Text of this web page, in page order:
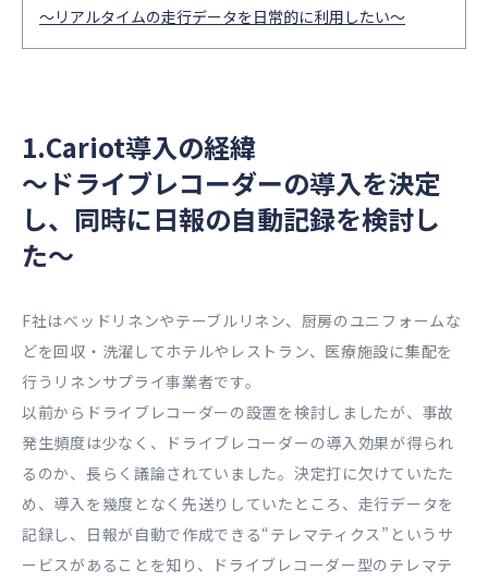
〜リアルタイムの走行データを日常的に利用したい〜
1.Cariot導入の経緯
〜ドライブレコーダーの導入を決定
し、同時に日報の自動記録を検討し
た〜
F社はべッドリネンやテーブルリネン、厨房のユニフォームな
どを回収・洗濯してホテルやレストラン、医療施設に集配を
行うリネンサプライ事業者です。
以前からドライブレコーダーの設置を検討しましたが、事故
発生頻度は少なく、ドライブレコーダーの導入効果が得られ
るのか、長らく議論されていました。決定打に欠けていたた
め、導入を幾度となく先送りしていたところ、走行データを
記録し、日報が自動で作成できる“テレマティクス”というサ
ービスがあることを知り、ドライブレコーダー型のテレマテ